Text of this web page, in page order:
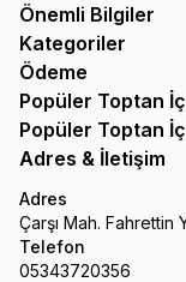
Önemli Bilgiler
Kategoriler
Ödeme
Popüler Toptan
Popüler Toptan
Adres & İletişim
Adres
Çarşı Mah. Fahrettin
Telefon
05343720356